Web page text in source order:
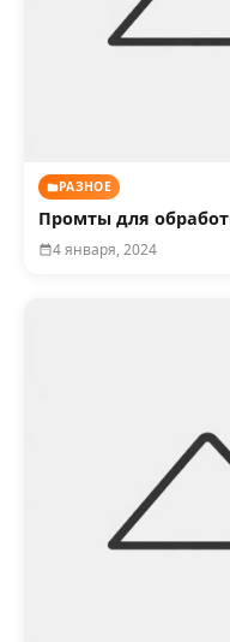
РАЗНОЕ
Промты для
4 января, 2024